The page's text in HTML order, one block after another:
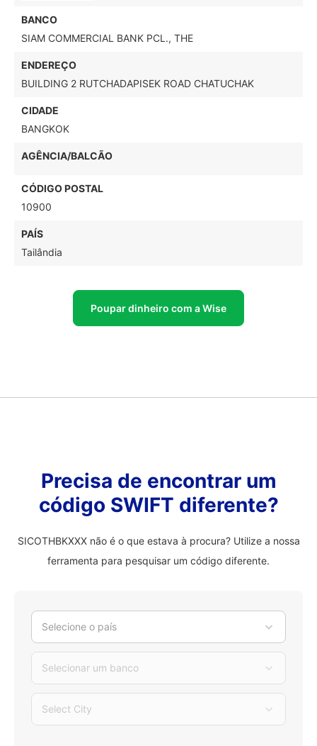
BANCO
SIAM COMMERCIAL BANK PCL., THE
ENDEREÇO
BUILDING 2 RUTCHADAPISEK ROAD CHATUCHAK
CIDADE
BANGKOK
AGÊNCIA/BALCÃO
CÓDIGO POSTAL
10900
PAÍS
Tailândia
Poupar dinheiro com a Wise
Precisa de encontrar um
código SWIFT diferente?
SICOTHBKXXX não é o que estava à procura? Utilize a nossa
ferramenta para pesquisar um código diferente.
Selecione o país
Selecionar um banco
Select City